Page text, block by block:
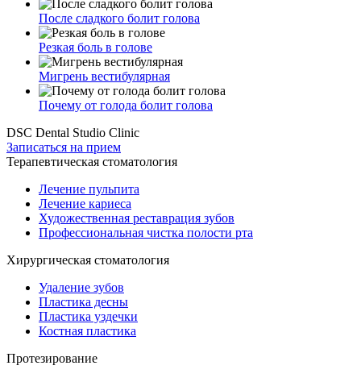
После сладкого болит голова
Резкая боль в голове
Мигрень вестибулярная
Почему от голода болит голова
DSC Dental Studio Clinic
Записаться на прием
Терапевтическая стоматология
Лечение пульпита
Лечение кариеса
Художественная реставрация зубов
Профессиональная чистка полости рта
Хирургическая стоматология
Удаление зубов
Пластика десны
Пластика уздечки
Костная пластика
Протезирование